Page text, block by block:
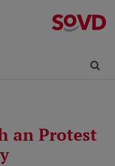
an Protest